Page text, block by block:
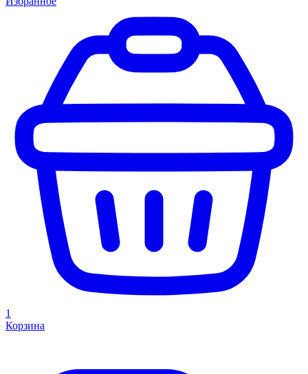
1
Корзина